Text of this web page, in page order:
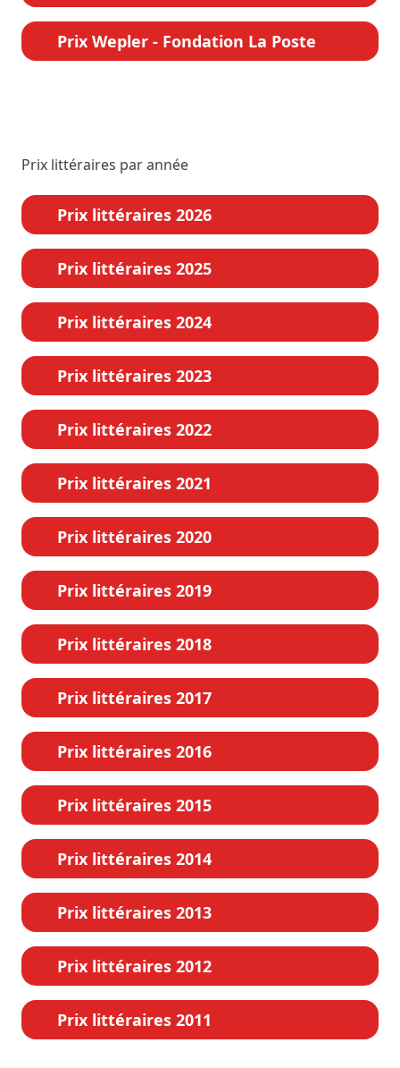
Prix Wepler - Fondation La Poste
Prix littéraires par année
Prix littéraires 2026
Prix littéraires 2025
Prix littéraires 2024
Prix littéraires 2023
Prix littéraires 2022
Prix littéraires 2021
Prix littéraires 2020
Prix littéraires 2019
Prix littéraires 2018
Prix littéraires 2017
Prix littéraires 2016
Prix littéraires 2015
Prix littéraires 2014
Prix littéraires 2013
Prix littéraires 2012
Prix littéraires 2011